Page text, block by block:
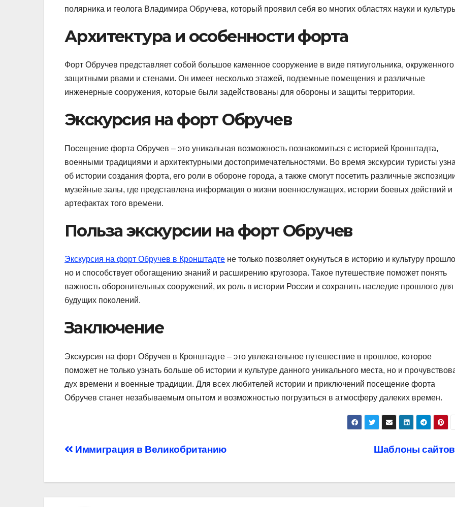
полярника и геолога Владимира Обручева, который проявил себя во многих областях науки и
Архитектура и особенности форта
Форт Обручев представляет собой большое каменное сооружение в виде пятиугольника, окруженного
защитными рвами и стенами. Он имеет несколько этажей, подземные помещения и различные
инженерные сооружения, которые были задействованы для обороны и защиты территории.
Экскурсия на форт Обручев
Посещение форта Обручев – это уникальная возможность познакомиться с историей Кронштадта,
военными традициями и архитектурными достопримечательностями. Во время экскурсии туристы
об истории создания форта, его роли в обороне города, а также смогут посетить различные
музейные залы, где представлена информация о жизни военнослужащих, истории боевых действий и
артефактах того времени.
Польза экскурсии на форт Обручев
Экскурсия на форт Обручев в Кронштадте не только позволяет окунуться в историю и культуру
но и способствует обогащению знаний и расширению кругозора. Такое путешествие поможет понять
важность оборонительных сооружений, их роль в истории России и сохранить наследие прошлого для
будущих поколений.
Заключение
Экскурсия на форт Обручев в Кронштадте – это увлекательное путешествие в прошлое, которое
поможет не только узнать больше об истории и культуре данного уникального места, но и
дух времени и военные традиции. Для всех любителей истории и приключений посещение форта
Обручев станет незабываемым опытом и возможностью погрузиться в атмосферу далеких времен.
Навигация
Шаблоны сайтов
Иммиграция в Великобританию